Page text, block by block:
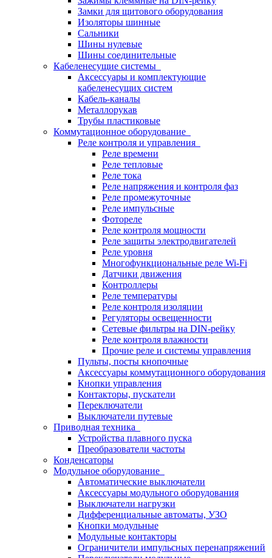
Замки для щитового оборудования
Изоляторы шинные
Сальники
Шины нулевые
Шины соединительные
Кабеленесущие системы
Аксессуары и комплектующие
кабеленесущих систем
Кабель-каналы
Металлорукав
Трубы пластиковые
Коммутационное оборудование
Реле контроля и управления
Реле времени
Реле тепловые
Реле тока
Реле напряжения и контроля фаз
Реле промежуточные
Реле импульсные
Фотореле
Реле контроля мощности
Реле защиты электродвигателей
Реле уровня
Многофункциональные реле Wi-Fi
Датчики движения
Контроллеры
Реле температуры
Реле контроля изоляции
Регуляторы освещенности
Сетевые фильтры на DIN-рейку
Реле контроля влажности
Прочие реле и системы управления
Пульты, посты кнопочные
Аксессуары коммутационного оборудования
Кнопки управления
Контакторы, пускатели
Переключатели
Выключатели путевые
Приводная техника
Устройства плавного пуска
Преобразователи частоты
Конденсаторы
Модульное оборудование
Автоматические выключатели
Аксессуары модульного оборудования
Выключатели нагрузки
Дифференциальные автоматы, УЗО
Кнопки модульные
Модульные контакторы
Ограничители импульсных перенапряжений